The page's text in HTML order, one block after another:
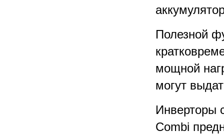
Полезной
мощной
могут
Инверторы
Combi